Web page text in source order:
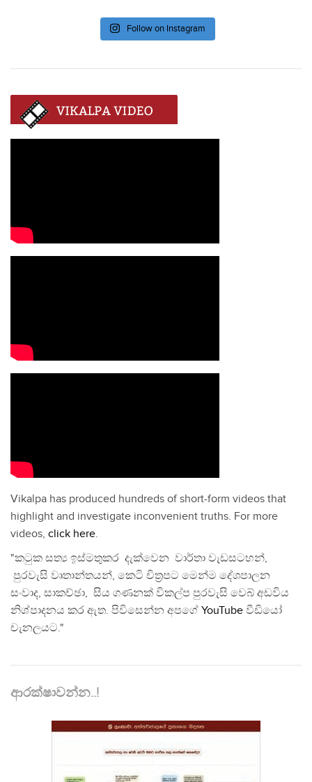
Follow on Instagram
Vikalpa has produced hundreds of short-form videos that
highlight and investigate inconvenient truths. For more
videos, click here.
"කටුක සත්‍ය ඉස්මතුකර දැක්වෙන වාර්තා වැඩසටහන්,
පුරවැසි වෘතාන්තයන්, කෙටි චිත්‍රපට මෙන්ම දේශපාලන
සංවාද, සාකච්ඡා, සිය ගණනක් විකල්ප පුරවැසි වෙබ් අඩවිය
නිශ්පාදනය කර ඇත. පිවිසෙන්න අපගේ YouTube වීඩියෝ
චැනලයට."
ආරක්ෂාවන්න..!